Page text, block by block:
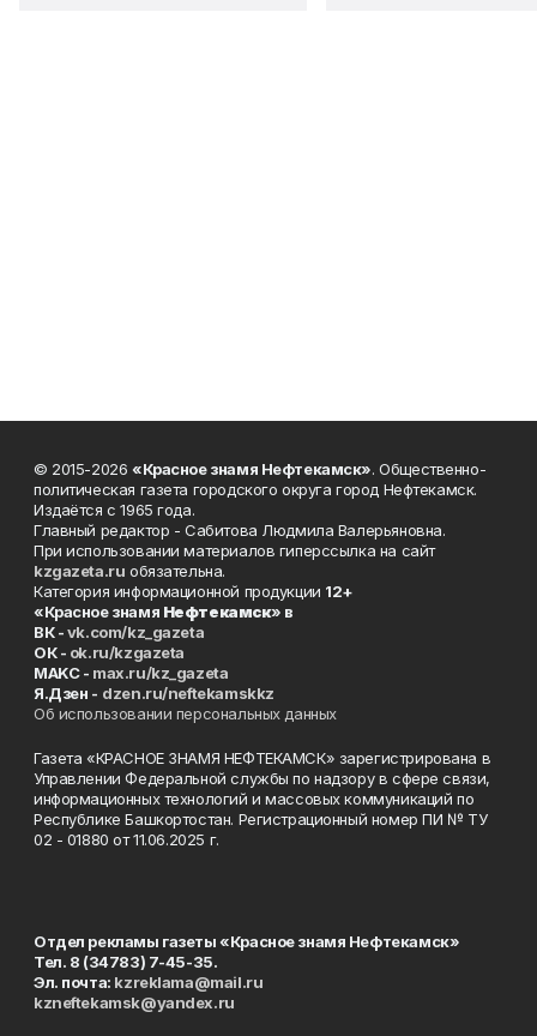
© 2015-2026 «Красное знамя Нефтекамск». Общественно-
политическая газета городского округа город Нефтекамск.
Издаётся с 1965 года.
Главный редактор - Сабитова Людмила Валерьяновна.
При использовании материалов гиперссылка на сайт
kzgazeta.ru обязательна.
Категория информационной продукции 12+
«Красное знамя Нефтекамск» в
ВК -vk.com/kz_gazeta
ОК - ok.ru/kzgazeta
MAKC - max.ru/kz_gazeta
Я.Дзен - dzen.ru/neftekamskkz
Об использовании персональных данных
Газета «КРАСНОЕ ЗНАМЯ НЕФТЕКАМСК» зарегистрирована в
Управлении Федеральной службы по надзору в сфере связи,
информационных технологий и массовых коммуникаций по
Республике Башкортостан. Регистрационный номер ПИ № ТУ
02 - 01880 от 11.06.2025 г.
Отдел рекламы газеты «Красное знамя Нефтекамск»
Тел. 8 (34783) 7-45-35.
Эл. почта: kzreklama@mail.ru
kzneftekamsk@yandex.ru